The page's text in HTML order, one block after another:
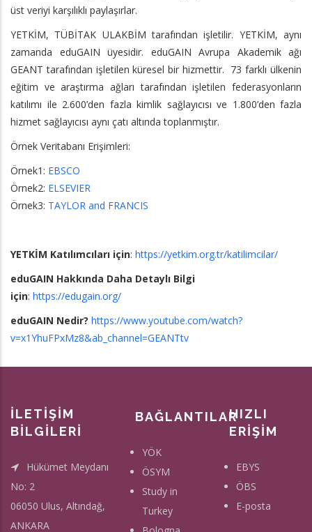
üst veriyi karşılıklı paylaşırlar.
YETKİM, TÜBİTAK ULAKBİM tarafından işletilir. YETKİM, aynı
zamanda eduGAIN üyesidir. eduGAIN Avrupa Akademik ağı
GEANT tarafından işletilen küresel bir hizmettir. 73 farklı ülkenin
eğitim ve araştırma ağları tarafından işletilen federasyonların
katılımı ile 2.600’den fazla kimlik sağlayıcısı ve 1.800’den fazla
hizmet sağlayıcısı aynı çatı altında toplanmıştır.
Örnek Veritabanı Erişimleri:
Örnek1: EBSCO
Örnek2: ELSEVIER
Örnek3: TAYLOR and FRANCIS
YETKİM Katılımcıları için: https://yetkim.org.tr/katilimcilar/
eduGAIN Hakkında Daha Detaylı Bilgi
için: https://edugain.org/
eduGAIN Nedir? https://www.youtube.com/watch?
v=x1YhuFPxMz8&ab_channel=GEANTtv
İLETİŞİM
BİLGİLERİ
Hükümet Meydanı
No: 2
06050 Ulus, Altındağ,
ANKARA
BAĞLANTILAR
YÖK
ÖSYM
Study in
Turkey
HIZLI
ERİŞİM
EBYS
ÖBS
E-posta